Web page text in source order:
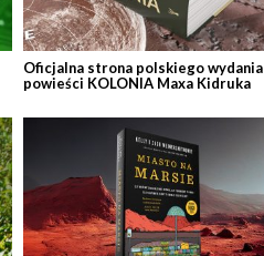
Oficjalna strona polskiego wydania
powieści KOLONIA Maxa Kidruka